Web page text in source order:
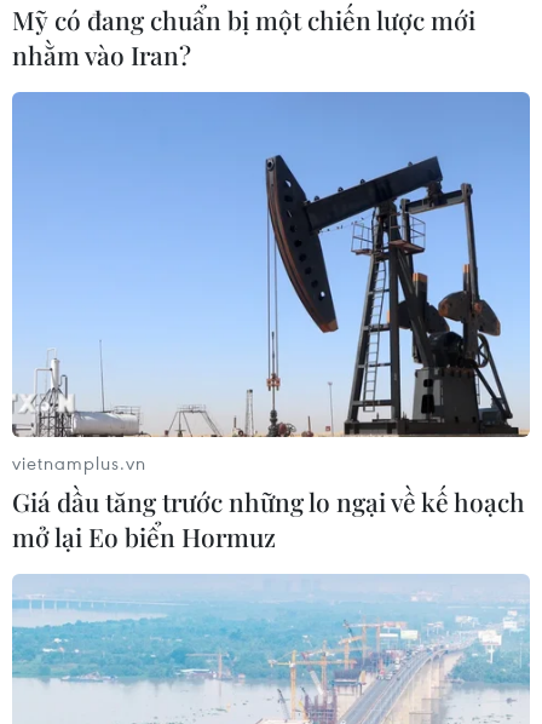
Mỹ có đang chuẩn bị một chiến lược mới
nhằm vào Iran?
vietnamplus.vn
Giá dầu tăng trước những lo ngại về kế hoạch
mở lại Eo biển Hormuz